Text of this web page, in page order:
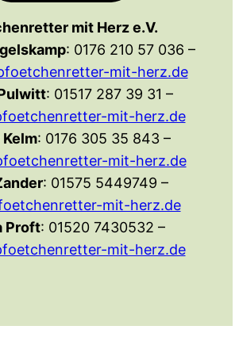
mit Herz e.V.
: 0176 210 57 036 –
mit-herz.de
: 01517 287 39 31 –
mit-herz.de
: 0176 305 35 843 –
mit-herz.de
: 01575 5449749 –
mit-herz.de
Proft: 01520 7430532 –
mit-herz.de